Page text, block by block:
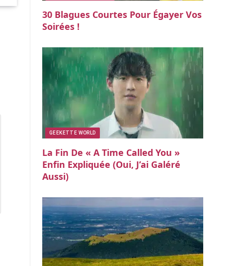
30 Blagues Courtes Pour Égayer Vos
Soirées !
GEEKETTE WORLD
La Fin De « A Time Called You »
Enfin Expliquée (oui, J’ai Galéré
Aussi)